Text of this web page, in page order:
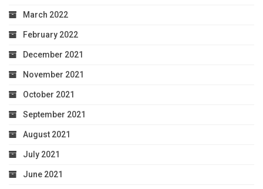
March 2022
February 2022
December 2021
November 2021
October 2021
September 2021
August 2021
July 2021
June 2021